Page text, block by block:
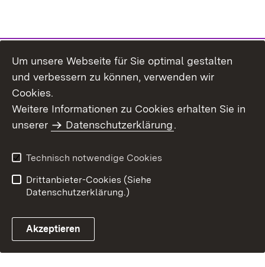
Inhaltsübersicht
Kontakt
Impressum
Barrierefreiheit
Um unsere Webseite für Sie optimal gestalten
und verbessern zu können, verwenden wir
Cookies.
Weitere Informationen zu Cookies erhalten Sie in
unserer
Datenschutzerklärung.
Technisch notwendige Cookies
Drittanbieter-Cookies (Siehe
Datenschutzerklärung.)
Akzeptieren